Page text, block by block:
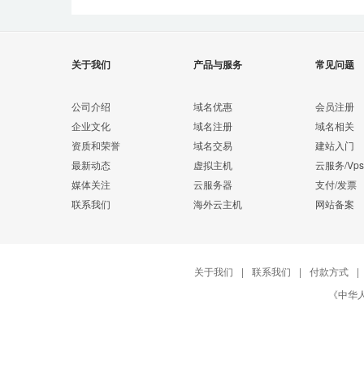
关于我们
公司介绍
企业文化
资质和荣誉
最新动态
媒体关注
联系我们
产品与服务
域名优惠
域名注册
域名交易
虚拟主机
云服务器
海外云主机
常见问题
会员注册
域名相关
建站入门
云服务/Vps
支付/发票
网站备案
关于我们 | 联系我们 | 付款方式
|
《中